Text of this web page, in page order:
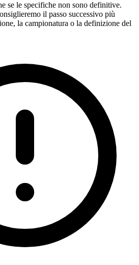
se le specifiche non sono definitive.
il passo successivo più
la campionatura o la definizione del